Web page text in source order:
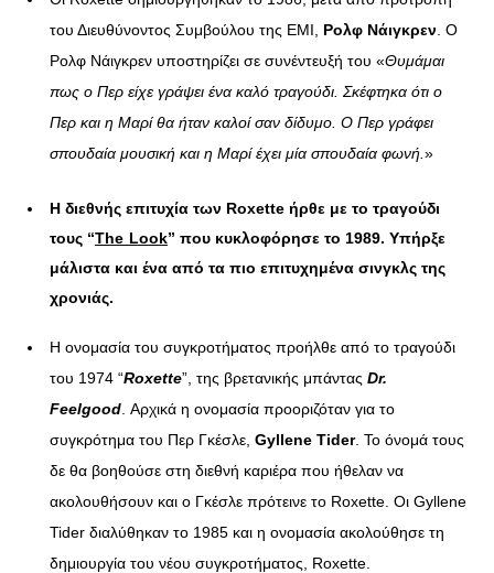
του Διευθύνοντος Συμβούλου της ΕΜΙ, Ρολφ Νάιγκρεν . Ο
Ρολφ Νάιγκρεν υποστηρίζει σε συνέντευξή του «Θυμάμαι
πως ο Περ είχε γράψει ένα καλό τραγούδι. Σκέφτηκα ότι ο
Περ και η Μαρί θα ήταν καλοί σαν δίδυμο. Ο Περ γράφει
σπουδαία μουσική και η Μαρί έχει μία σπουδαία φωνή. »
Η διεθνής επιτυχία των Roxette ήρθε με το τραγούδι
τους “The Look” που κυκλοφόρησε το 1989. Υπήρξε
μάλιστα και ένα από τα πιο επιτυχημένα σινγκλς της
χρονιάς.
Η ονομασία του συγκροτήματος προήλθε από το τραγούδι
του 1974 “Roxette”, της βρετανικής μπάντας Dr.
Feelgood . Αρχικά η ονομασία προοριζόταν για το
συγκρότημα του Περ Γκέσλε, Gyllene Tider. Το όνομά τους
δε θα βοηθούσε στη διεθνή καριέρα που ήθελαν να
ακολουθήσουν και ο Γκέσλε πρότεινε το Roxette. Οι Gyllene
Tider διαλύθηκαν το 1985 και η ονομασία ακολούθησε τη
δημιουργία του νέου συγκροτήματος, Roxette.